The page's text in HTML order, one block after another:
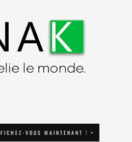
VOUS MAINTENANT ! +